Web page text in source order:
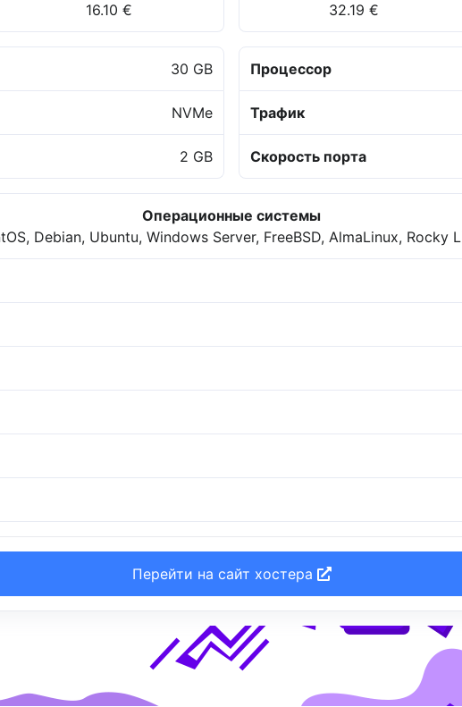
16.10 € 32.19 €
30 GB
NVMe
2 GB
Процессор
Трафик
Скорость порта
Операционные системы
Debian, Ubuntu, Windows Server, FreeBSD, AlmaLinux, Rocky
Перейти на сайт хостера